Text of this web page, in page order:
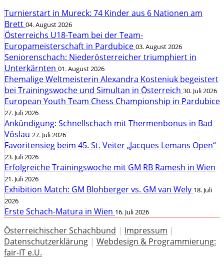
Turnierstart in Mureck: 74 Kinder aus 6 Nationen am
Brett 04. August 2026
Österreichs U18-Team bei der Team-
Europameisterschaft in Pardubice 03. August 2026
Seniorenschach: Niederösterreicher triumphiert in
Unterkärnten 01. August 2026
Ehemalige Weltmeisterin Alexandra Kosteniuk begeistert
bei Trainingswoche und Simultan in Österreich 30. Juli 2026
European Youth Team Chess Championship in Pardubice
27. Juli 2026
Ankündigung: Schnellschach mit Thermenbonus in Bad
Vöslau 27. Juli 2026
Favoritensieg beim 45. St. Veiter „Jacques Lemans Open“
23. Juli 2026
Erfolgreiche Trainingswoche mit GM RB Ramesh in Wien
21. Juli 2026
Exhibition Match: GM Blohberger vs. GM van Wely 18. Juli
2026
Erste Schach-Matura in Wien 16. Juli 2026
Österreichischer Schachbund | Impressum |
Datenschutzerklärung | Webdesign & Programmierung:
fair-IT e.U.